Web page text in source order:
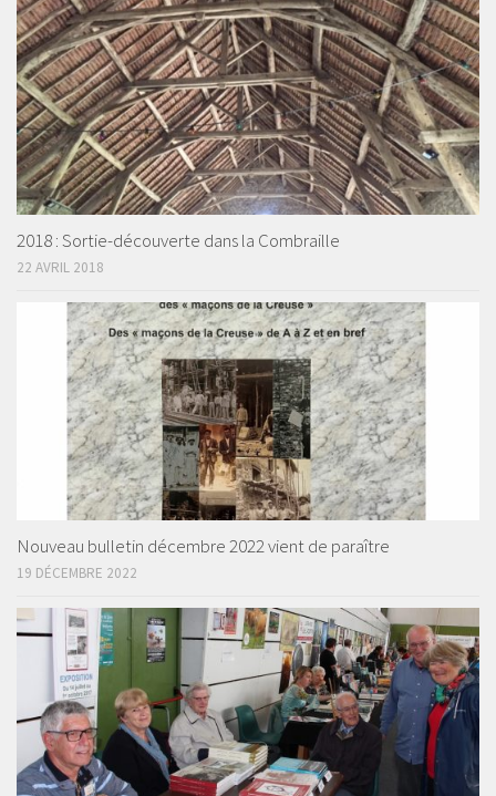
2018 : Sortie-découverte dans la Combraille
22 AVRIL 2018
Nouveau bulletin décembre 2022 vient de paraître
19 DÉCEMBRE 2022